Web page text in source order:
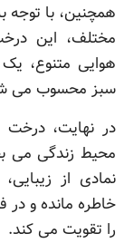
همچنین، با توجه
مختلف، این
هوایی متنوع،
سبز محسوب می
در نهایت، درخت
محیط زندگی می
نمادی از
خاطره مانده و
را تقویت می کند.